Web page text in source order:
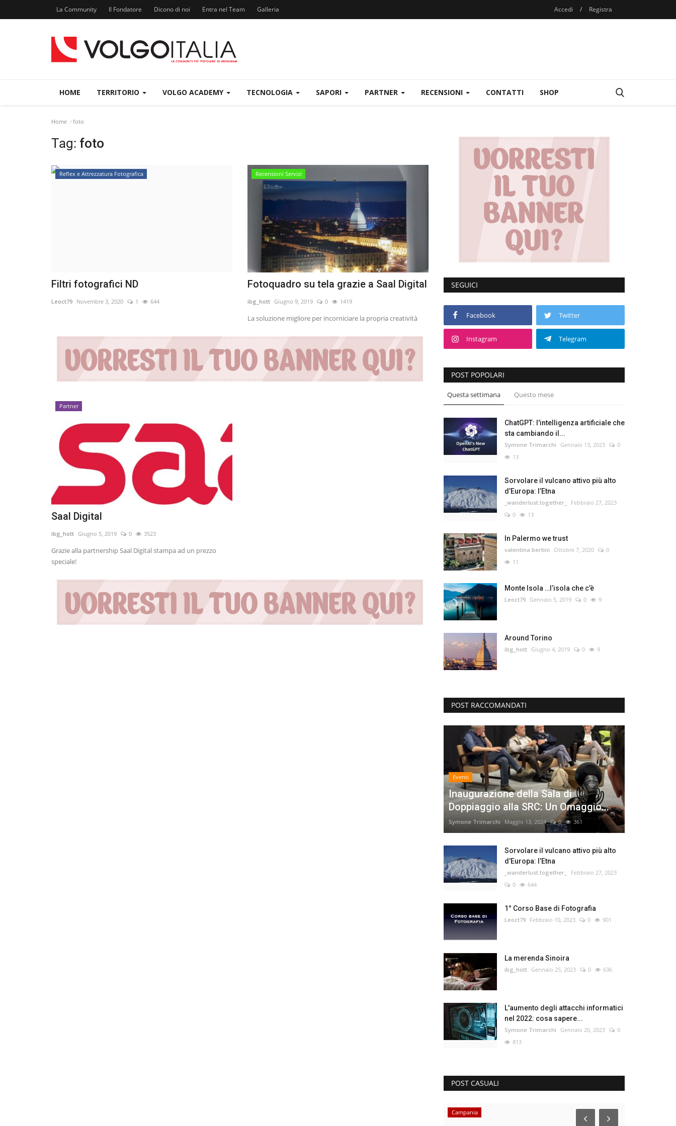
La Community Il Fondatore Dicono di noi Entra nel Team Galleria Accedi / Registra
HOME TERRITORIO VOLGO ACADEMY TECNOLOGIA SAPORI PARTNER RECENSIONI CONTATTI SHOP
Home foto
Tag: foto
Reflex e Attrezzatura Fotografica
Filtri fotografici ND
Leoct79 Novembre 3, 2020 1 644
Recensioni Servizi
Fotoquadro su tela grazie a Saal Digital
ibg_hott Giugno 9, 2019 0 1419
La soluzione migliore per incorniciare la propria creatività
Partner
Saal Digital
ibg_hott Giugno 5, 2019 0 3523
Grazie alla partnership Saal Digital stampa ad un prezzo
speciale!
SEGUICI
Facebook Twitter
Instagram Telegram
POST POPOLARI
Questa settimana Questo mese
ChatGPT: l'intelligenza artificiale che
sta cambiando il...
Symone Trimarchi Gennaio 13, 2023
0
13
Sorvolare il vulcano attivo più alto
d’Europa: l’Etna
_wanderlust.together_
Febbraio 27, 2023
0
13
In Palermo we trust
valentina bertini Ottobre 7, 2020
0
11
Monte Isola …l’isola che c’è
Leoct79 Gennaio 5, 2019 0 9
Around Torino
ibg_hott Giugno 4, 2019 0 9
POST RACCOMANDATI
Eventi
Inaugurazione della Sala di
Doppiaggio alla SRC: Un Omaggio...
Symone Trimarchi Maggio 13, 2024 0 361
Sorvolare il vulcano attivo più alto
d’Europa: l’Etna
_wanderlust.together_
Febbraio 27, 2023
0
644
1° Corso Base di Fotografia
Leoct79 Febbraio 10, 2023 0 901
La merenda Sinoira
ibg_hott Gennaio 25, 2023 0 636
L'aumento degli attacchi informatici
nel 2022: cosa sapere...
Symone Trimarchi Gennaio 20, 2023
0
813
POST CASUALI
Campania